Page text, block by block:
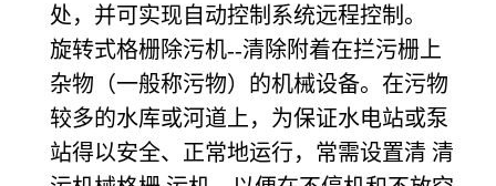
处，并可实现自动控制系统远程控制。
旋转式格栅除污机--清除附着在拦污栅上
杂物（一般称污物）的机械设备。在污物
较多的水库或河道上，为保证水电站或泵
站得以安全、正常地运行，常需设置清 清